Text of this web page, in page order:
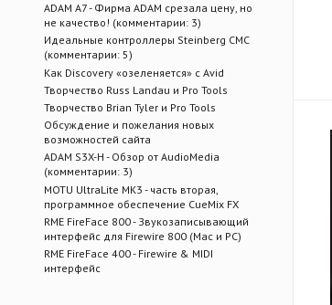
ADAM A7 - Фирма ADAM срезала цену, но
не качество! (комментарии: 3)
Идеальные контроллеры Steinberg CMC
(комментарии: 5)
Как Discovery «озеленяется» с Avid
Творчество Russ Landau и Pro Tools
Творчество Brian Tyler и Pro Tools
Обсуждение и пожелания новых
возможностей сайта
ADAM S3X-H - Обзор от AudioMedia
(комментарии: 3)
MOTU UltraLite MK3 - часть вторая,
программное обеспечение CueMix FX
RME FireFace 800 - Звукозаписывающий
интерфейс для Firewire 800 (Mac и PC)
RME FireFace 400 - Firewire & MIDI
интерфейс